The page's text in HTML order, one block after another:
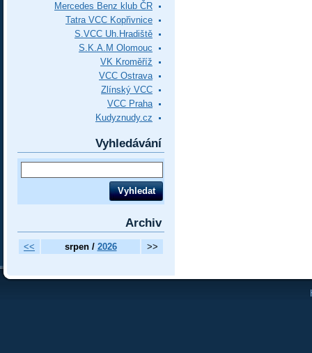
Mercedes Benz klub ČR
Tatra VCC Kopřivnice
S.VCC Uh.Hradiště
S.K.A.M Olomouc
VK Kroměříž
VCC Ostrava
Zlínský VCC
VCC Praha
Kudyznudy.cz
Vyhledávání
Archiv
<< srpen / 2026 >>